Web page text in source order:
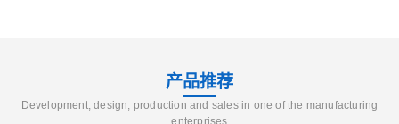
产品推荐
Development, design, production and sales in one of the manufacturing
enterprises